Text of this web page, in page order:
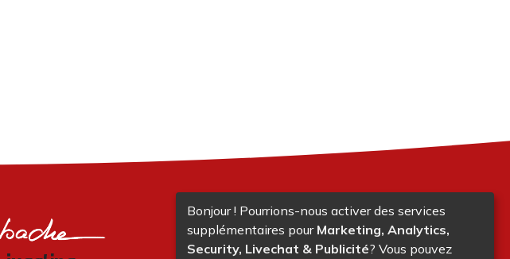
Bonjour ! Pourrions-nous activer des services
supplémentaires pour Marketing, Analytics,
Security, Livechat & Publicité? Vous pouvez